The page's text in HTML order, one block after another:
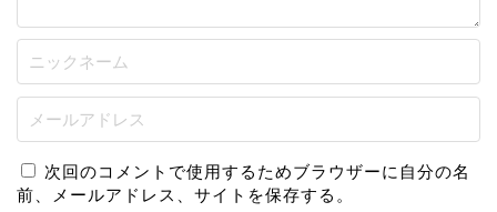
次回のコメントで使用するためブラウザーに自分の名
前、メールアドレス、サイトを保存する。